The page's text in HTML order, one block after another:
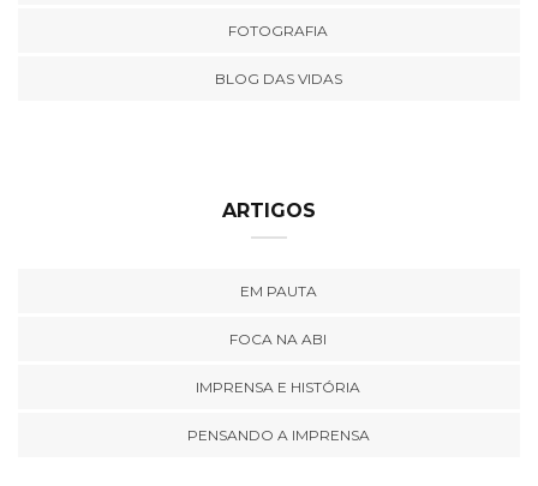
FOTOGRAFIA
BLOG DAS VIDAS
ARTIGOS
EM PAUTA
FOCA NA ABI
IMPRENSA E HISTÓRIA
PENSANDO A IMPRENSA